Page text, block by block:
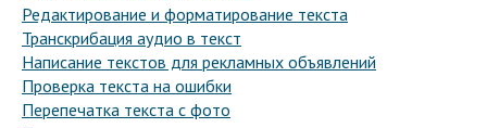
Редактирование и форматирование текста
Транскрибация аудио в текст
Написание текстов для рекламных объявлений
Проверка текста на ошибки
Перепечатка текста с фото